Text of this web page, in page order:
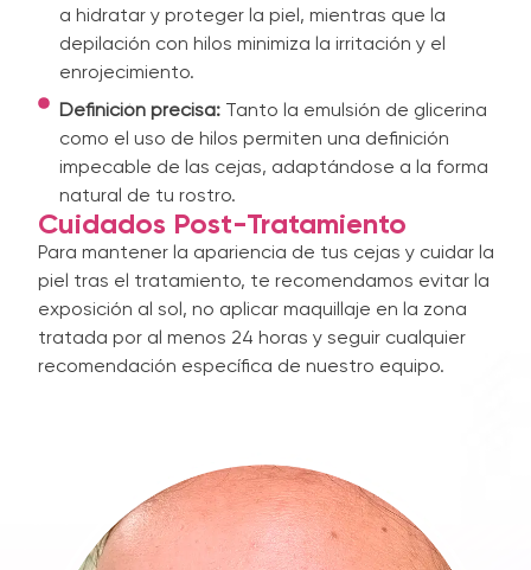
a hidratar y proteger la piel, mientras que la
depilación con hilos minimiza la irritación y el
enrojecimiento.
Definición precisa:Tanto la emulsión de glicerina
como el uso de hilos permiten una definición
impecable de las cejas, adaptándose a la forma
natural de tu rostro.
Cuidados Post-Tratamiento
Para mantener la apariencia de tus cejas y cuidar la
piel tras el tratamiento, te recomendamos evitar la
exposición al sol, no aplicar maquillaje en la zona
tratada por al menos 24 horas y seguir cualquier
recomendación específica de nuestro equipo.